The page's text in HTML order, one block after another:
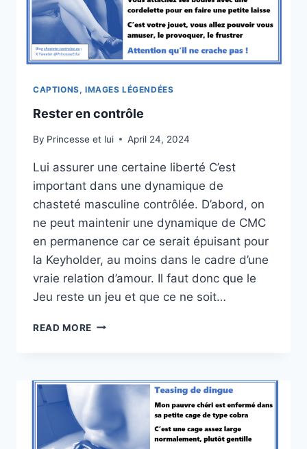
CAPTIONS, IMAGES LÉGENDÉES
Rester en contrôle
By Princesse et lui April 24, 2024
Lui assurer une certaine liberté C’est
important dans une dynamique de
chasteté masculine contrôlée. D’abord, on
ne peut maintenir une dynamique de CMC
en permanence car ce serait épuisant pour
la Keyholder, au moins dans le cadre d’une
vraie relation d’amour. Il faut donc que le
Jeu reste un jeu et que ce ne soit…
READ MORE RESTER